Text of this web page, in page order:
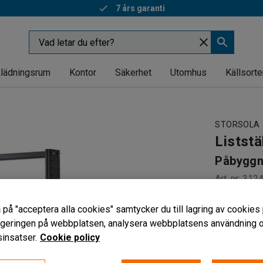
7 års garanti
Kontor Säkerhet Utomhus
STORSOLA
Listställ
Art. nr:
Till
Stående
För
på "acceptera alla cookies" samtycker du till lagring av
på webbplatsen, analysera webbplatsens användning
Cookie policy